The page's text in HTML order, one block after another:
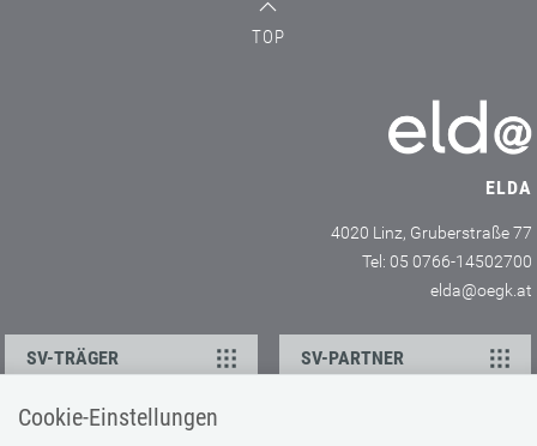
Cookie-Einstellungen
TOP
ELDA
4020 Linz, Gruberstraße 77
Tel: 05 0766-14502700
elda@oegk.at
SV-TRÄGER SV-PARTNER